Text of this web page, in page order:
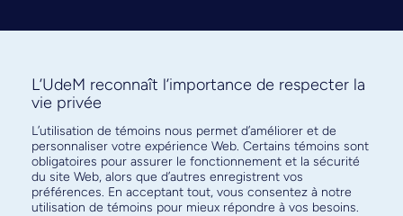
Abonnez-vous à notre infolettre
pour connaître l’actualité facultaire
L’UdeM reconnaît l’importance de respecter la
vie privée
L’utilisation de témoins nous permet d’améliorer et de
personnaliser votre expérience Web. Certains témoins sont
obligatoires pour assurer le fonctionnement et la sécurité
du site Web, alors que d’autres enregistrent vos
préférences. En acceptant tout, vous consentez à notre
utilisation de témoins pour mieux répondre à vos besoins.